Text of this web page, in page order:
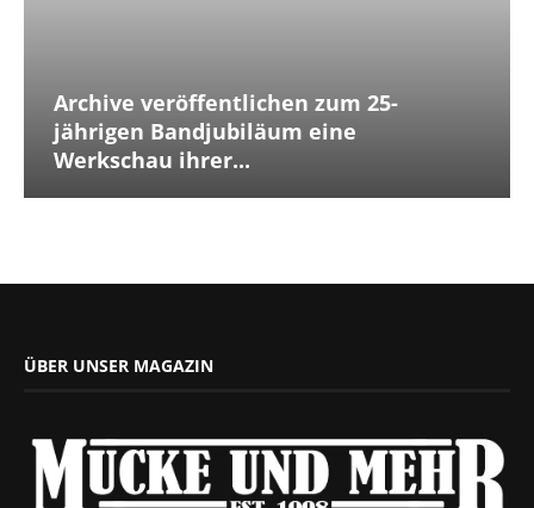
Archive veröffentlichen zum 25-
jährigen Bandjubiläum eine
Werkschau ihrer...
ÜBER UNSER MAGAZIN